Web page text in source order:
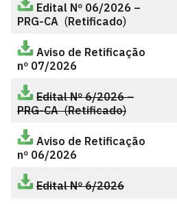
Edital Nº 06/2026 –
PRG-CA (Retificado)
Aviso de Retificação
nº 07/2026
Edital Nº 6/2026 –
PRG-CA(Retificado)
Aviso de Retificação
nº 06/2026
Edital Nº 6/2026